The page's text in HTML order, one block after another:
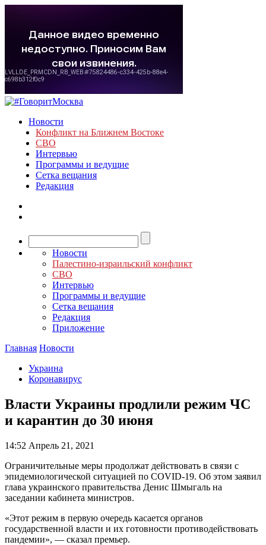
Новости
Конфликт на Ближнем Востоке
СВО
Интервью
Программы и ведущие
Сетка вещания
Редакция
Новости
Палестино-израильский конфликт
СВО
Интервью
Программы и ведущие
Сетка вещания
Редакция
Приложение
Главная Новости
Украина
Коронавирус
Власти Украины продлили режим ЧС
и карантин до 30 июня
14:52 Апрель 21, 2021
Ограничительные меры продолжат действовать в связи с
эпидемиологической ситуацией по COVID-19. Об этом заявил
глава украинского правительства Денис Шмыгаль на
заседании кабинета министров.
«Этот режим в первую очередь касается органов
государственной власти и их готовности противодействовать
пандемии», — сказал премьер.